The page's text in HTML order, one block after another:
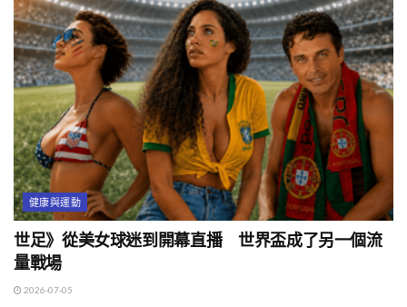
健康與運動
世足》從美女球迷到開幕直播 世界盃成了另一個流
量戰場
2026-07-05